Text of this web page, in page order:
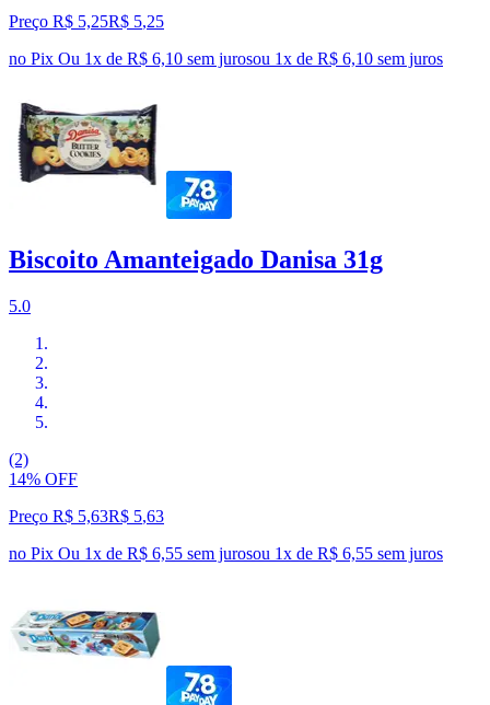
Preço R$ 5,25R$ 5,25
no Pix Ou 1x de R$ 6,10 sem jurosou 1x de R$ 6,10 sem juros
Biscoito Amanteigado Danisa 31g
5.0
(2)
14% OFF
Preço R$ 5,63R$ 5,63
no Pix Ou 1x de R$ 6,55 sem jurosou 1x de R$ 6,55 sem juros